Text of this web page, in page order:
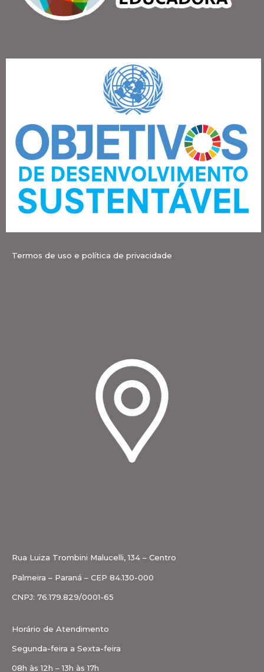
Termos de uso e política de privacidade
Rua Luiza Trombini Malucelli, 134 – Centro
Palmeira – Paraná – CEP 84.130-000
CNPJ: 76.179.829/0001-65
Horário de Atendimento
Segunda-feira a Sexta-feira
08h às 12h – 13h às 17h